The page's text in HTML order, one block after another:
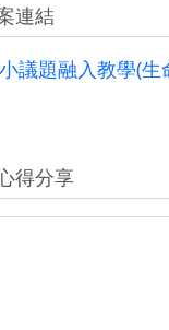
連結
議題融入教學(生
得分享